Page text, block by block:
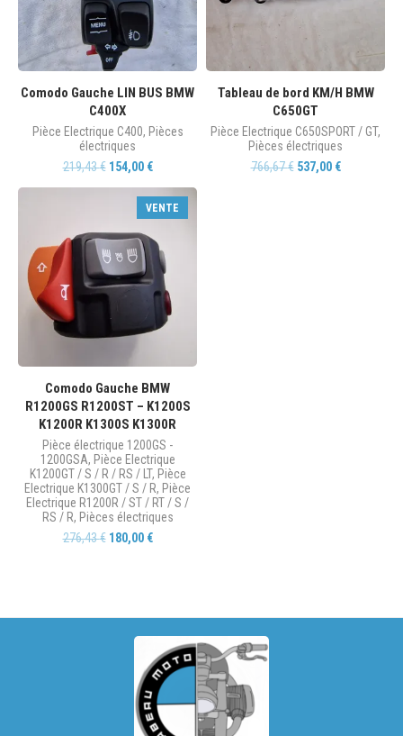
Comodo Gauche LIN BUS BMW
C400X
Pièce Electrique C400, Pièces
électriques
219,43€ 154,00 €
Tableau de bord KM/H BMW
C650GT
Pièce Electrique C650SPORT / GT,
Pièces électriques
766,67€ 537,00 €
VENTE
Comodo Gauche BMW
R1200GS R1200ST – K1200S
K1200R K1300S K1300R
Pièce électrique 1200GS -
1200GSA, Pièce Electrique
K1200GT / S / R / RS / LT, Pièce
Electrique K1300GT / S / R, Pièce
Electrique R1200R / ST / RT / S /
RS / R, Pièces électriques
276,43€ 180,00 €